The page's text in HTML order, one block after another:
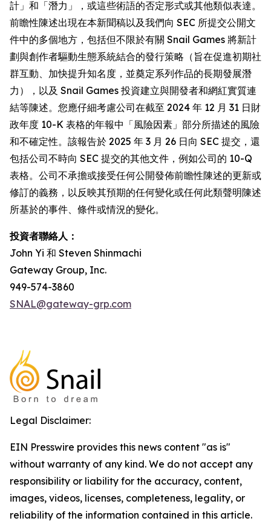
計」和「潛力」，或這些術語的否定形式或其他類似表達。
前瞻性陳述出現在本新聞稿以及我們向 SEC 所提交公開文
件中的多個地方，包括但不限於有關 Snail Games 將新計
劃與創作者驅動生態系統結合的發行策略（旨在促進初期社
群互動、加快提升知名度，並奠定系列作品的長期發展潛
力），以及 Snail Games 投資建立與開發者和網紅實質連
結等陳述。您應仔細考慮公司在截至 2024 年 12 月 31 日財
政年度 10-K 表格的年報中「風險因素」部分所描述的風險
和不確定性。該報告於 2025 年 3 月 26 日向 SEC 提交，還
包括公司不時向 SEC 提交的其他文件，例如公司的 10-Q
表格。公司不承擔或接受任何公開發佈前瞻性陳述的更新或
修訂的義務，以反映其預期的任何變化或任何此類聲明陳述
所基於的事件、條件或情況的變化。
投資者聯絡人：
John Yi 和 Steven Shinmachi
Gateway Group, Inc.
949-574-3860
SNAL@gateway-grp.com
Legal Disclaimer:
EIN Presswire provides this news content "as is"
without warranty of any kind. We do not accept any
responsibility or liability for the accuracy, content,
images, videos, licenses, completeness, legality, or
reliability of the information contained in this article.